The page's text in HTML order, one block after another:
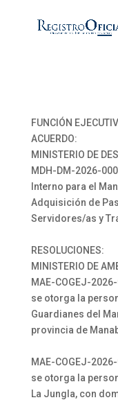
FUNCIÓN
ACUERDO:
MINISTERIO DE
MDH-DM-2026-
Interno para el
Adquisición de
Servidores/as y
RESOLUCIONES:
MINISTERIO DE
MAE-COGEJ-
se otorga la
Guardianes del
provincia de
MAE-COGEJ-
se otorga la
La Jungla, con